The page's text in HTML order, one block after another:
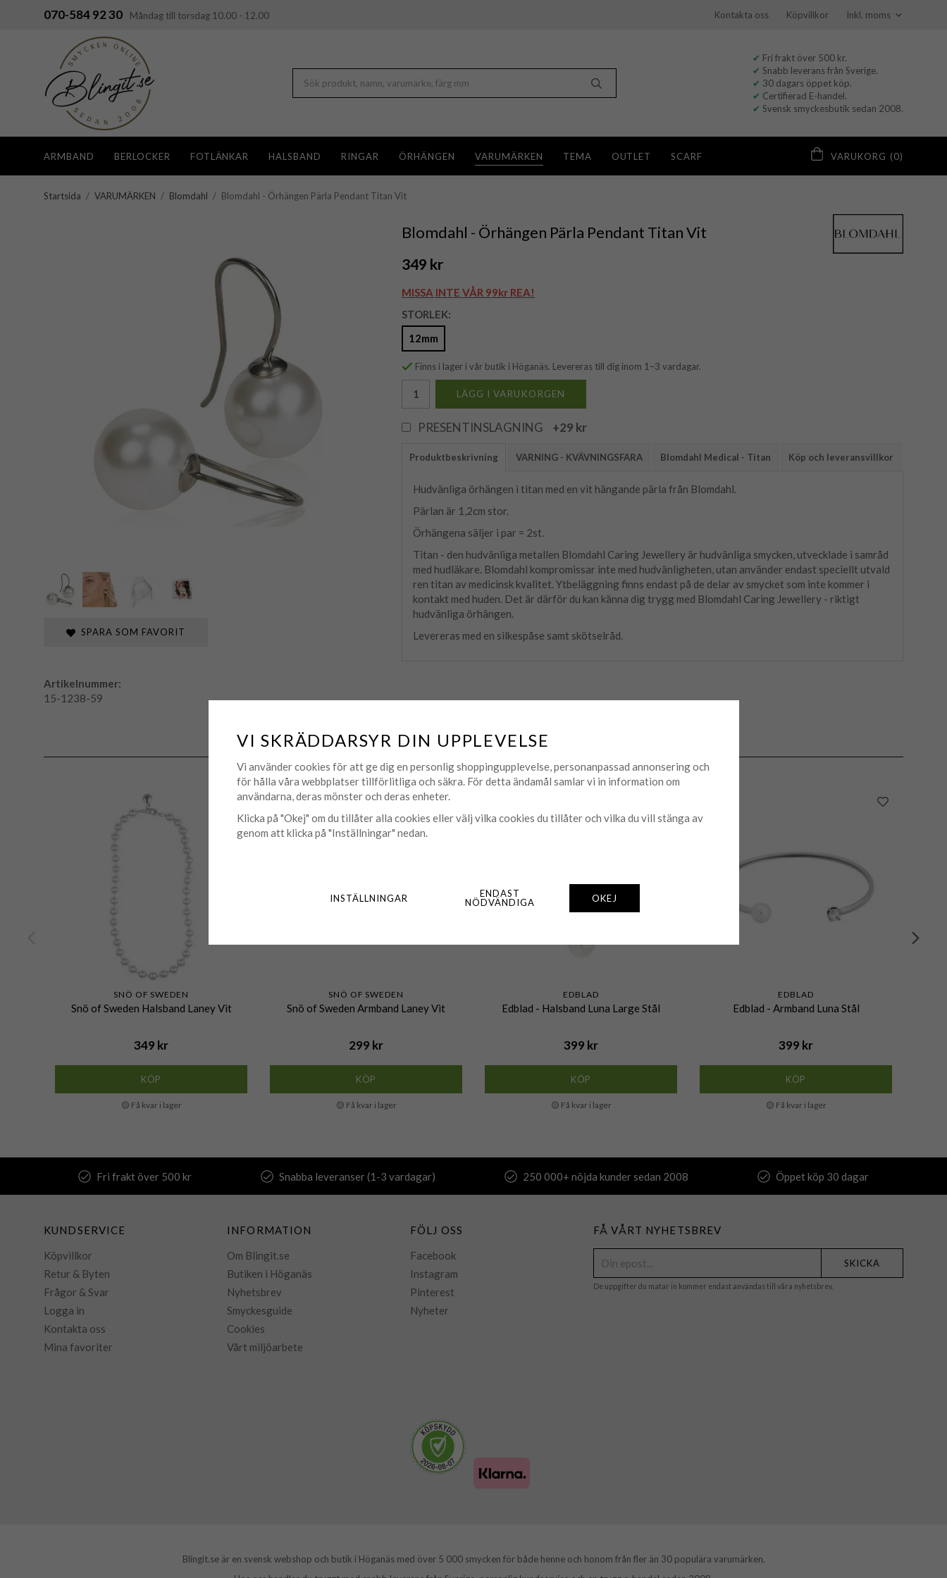
070-584 92 30 Måndag till torsdag 10.00 - 12.00 Kontakta oss Köpvillkor
✔ Fri frakt över 500 kr.
✔ Snabb leverans från Sverige.
✔ 30 dagars öppet köp.
✔ Certifierad E-handel.
✔ Svensk smyckesbutik sedan 2008.
ARMBAND BERLOCKER FOTLÄNKAR HALSBAND RINGAR ÖRHÄNGEN VARUMÄRKEN TEMA OUTLET SCARF VARUKORG (0)
Startsida / VARUMÄRKEN / Blomdahl / Blomdahl - Örhängen Pärla Pendant Titan Vit
Blomdahl - Örhängen Pärla Pendant Titan Vit
349 kr
MISSA INTE VÅR 99kr REA!
STORLEK:
12mm
Finns i lager i vår butik i Höganäs. Levereras till dig inom 1–3 vardagar.
LÄGG I VARUKORGEN
PRESENTINSLAGNING +29 kr
Produktbeskrivning VARNING - KVÄVNINGSFARA Blomdahl Medical - Titan Köp och leveransvillkor
Hudvänliga örhängen i titan med en vit hängande pärla från Blomdahl.
Pärlan är 1,2cm stor.
Örhängena säljer i par = 2st.
Titan - den hudvänliga metallen Blomdahl Caring Jewellery är hudvänliga smycken, utvecklade i samråd
med hudläkare. Blomdahl kompromissar inte med hudvänligheten, utan använder endast speciellt utvald
ren titan av medicinsk kvalitet. Ytbeläggning finns endast på de delar av smycket som inte kommer i
kontakt med huden. Det är därför du kan känna dig trygg med Blomdahl Caring Jewellery - riktigt
hudvänliga örhängen.
Levereras med en silkespåse samt skötselråd.
SPARA SOM FAVORIT
Artikelnummer:
15-1238-59
SNÖ OF SWEDEN
Snö of Sweden Halsband Laney Vit
349 kr
KÖP
🟡 Få kvar i lager
SNÖ OF SWEDEN
Snö of Sweden Armband Laney Vit
299 kr
KÖP
🟡 Få kvar i lager
EDBLAD
Edblad - Halsband Luna Large Stål
399 kr
KÖP
🟡 Få kvar i lager
EDBLAD
Edblad - Armband Luna Stål
399 kr
KÖP
🟡 Få kvar i lager
Fri frakt över 500 kr Snabba leveranser (1-3 vardagar) 250 000+ nöjda kunder sedan 2008 Öppet köp 30 dagar
KUNDSERVICE
Köpvillkor
Retur & Byten
Frågor & Svar
Logga in
Kontakta oss
Mina favoriter
INFORMATION
Om Blingit.se
Butiken i Höganäs
Nyhetsbrev
Smyckesguide
Cookies
Vårt miljöarbete
FÖLJ OSS
Facebook
Instagram
Pinterest
Nyheter
FÅ VÅRT NYHETSBREV
SKICKA
De uppgifter du matar in kommer endast användas till våra nyhetsbrev.
Blingit.se är en svensk webshop och butik i Höganäs med över 5 000 smycken för både henne och honom från fler än 30 populära varumärken.
VI SKRÄDDARSYR DIN UPPLEVELSE
Vi använder cookies för att ge dig en personlig shoppingupplevelse, personanpassad annonsering och
för hålla våra webbplatser tillförlitliga och säkra. För detta ändamål samlar vi in information om
användarna, deras mönster och deras enheter.
Klicka på "Okej" om du tillåter alla cookies eller välj vilka cookies du tillåter och vilka du vill stänga av
genom att klicka på "Inställningar" nedan.
INSTÄLLNINGAR
ENDAST
NÖDVÄNDIGA
OKEJ